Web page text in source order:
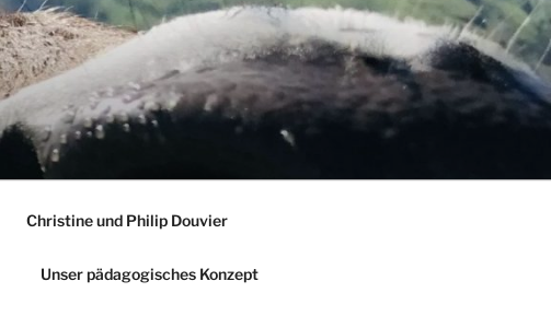
Christine und Philip Douvier
Unser pädagogisches Konzept